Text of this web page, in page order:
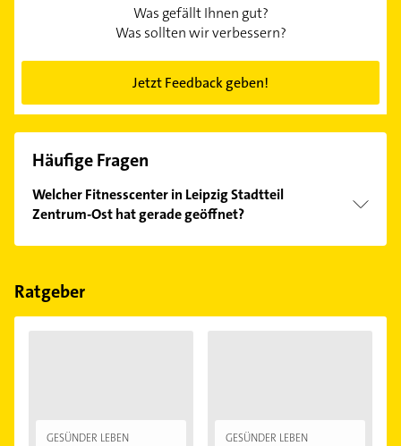
Was gefällt Ihnen gut?
Was sollten wir verbessern?
Jetzt Feedback geben!
Häufige Fragen
Welcher Fitnesscenter in Leipzig Stadtteil
Zentrum-Ost hat gerade geöffnet?
Im Anbieter-Bereich finden Sie alleÖffnungszeiten.
Feiertagen abweichen können.
Ratgeber
GESÜNDER LEBEN GESÜNDER LEBEN